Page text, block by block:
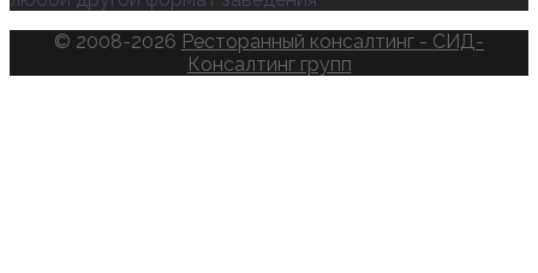
© 2008-2026 Ресторанный консалтинг - СИД-
Консалтинг групп